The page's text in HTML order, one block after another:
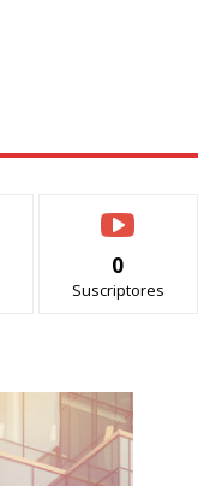
0
Suscriptores